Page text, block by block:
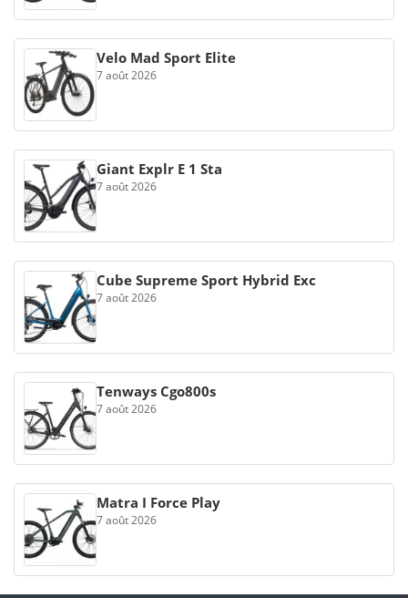
Velo Mad Sport Elite
7 août 2026
Giant Explr E 1 Sta
7 août 2026
Cube Supreme Sport Hybrid Exc
7 août 2026
Tenways Cgo800s
7 août 2026
Matra I Force Play
7 août 2026